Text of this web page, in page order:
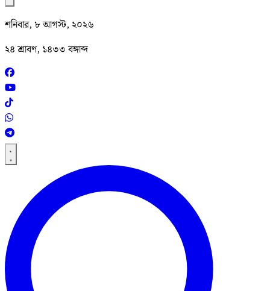
শনিবার, ৮ আগস্ট, ২০২৬
২৪ শ্রাবণ, ১৪৩৩ বঙ্গাব্দ